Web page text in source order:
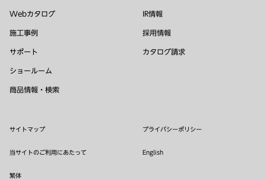
Webカタログ
施工事例
サポート
ショールーム
商品情報・検索
IR情報
採用情報
カタログ請求
サイトマップ プライバシーポリシー
当サイトのご利用にあたって English
繁体